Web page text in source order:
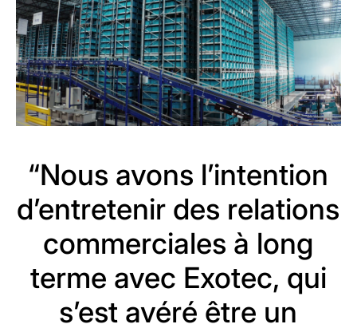
“Nous avons l’intention
d’entretenir des relations
commerciales à long
terme avec Exotec, qui
s’est avéré être un